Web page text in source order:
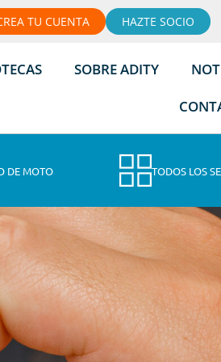
TU CUENTA HAZTE SOCIO
SOBRE ADITY
DE MOTO TODOS LOS